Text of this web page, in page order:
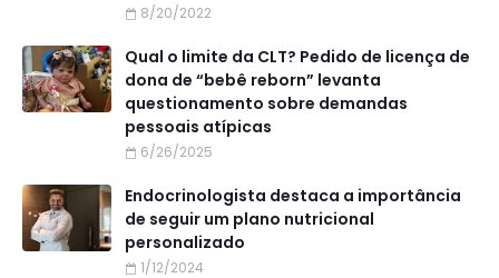
8/20/2022
Qual o limite da CLT? Pedido de licença de
dona de “bebê reborn” levanta
questionamento sobre demandas
pessoais atípicas
6/26/2025
Endocrinologista destaca a importância
de seguir um plano nutricional
personalizado
1/12/2024